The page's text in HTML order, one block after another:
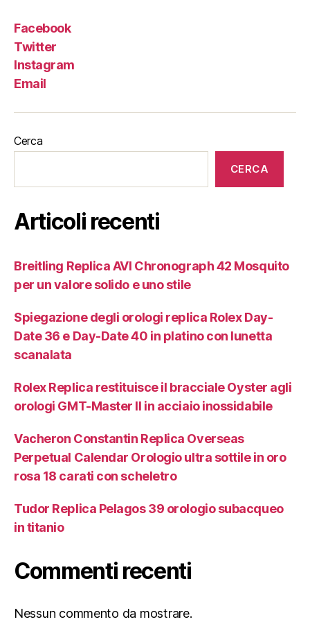
Facebook
Twitter
Instagram
Email
Cerca
CERCA
Articoli recenti
Breitling Replica AVI Chronograph 42 Mosquito
per un valore solido e uno stile
Spiegazione degli orologi replica Rolex Day-
Date 36 e Day-Date 40 in platino con lunetta
scanalata
Rolex Replica restituisce il bracciale Oyster agli
orologi GMT-Master II in acciaio inossidabile
Vacheron Constantin Replica Overseas
Perpetual Calendar Orologio ultra sottile in oro
rosa 18 carati con scheletro
Tudor Replica Pelagos 39 orologio subacqueo
in titanio
Commenti recenti
Nessun commento da mostrare.